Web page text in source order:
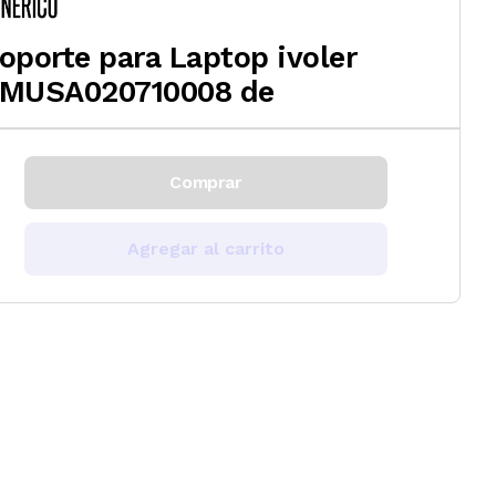
para Laptop ivoler
de
Comprar
Agregar al carrito